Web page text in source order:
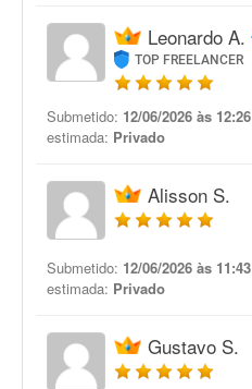
Leonardo A.
TOP FREELANCER
Submetido: 12/06/2026 às 12:26
estimada: Privado
Alisson S.
Submetido: 12/06/2026 às 11:43
estimada: Privado
Gustavo S.